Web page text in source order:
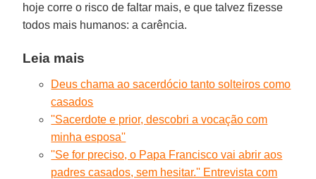
hoje corre o risco de faltar mais, e que talvez fizesse
todos mais humanos: a carência.
Leia mais
Deus chama ao sacerdócio tanto solteiros como
casados
''Sacerdote e prior, descobri a vocação com
minha esposa''
''Se for preciso, o Papa Francisco vai abrir aos
padres casados, sem hesitar.'' Entrevista com